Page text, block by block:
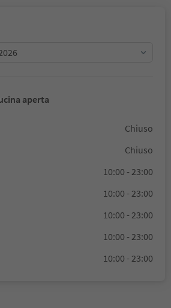
aperta
Chiuso
Chiuso
10:00 - 23:00
10:00 - 23:00
10:00 - 23:00
10:00 - 23:00
10:00 - 23:00